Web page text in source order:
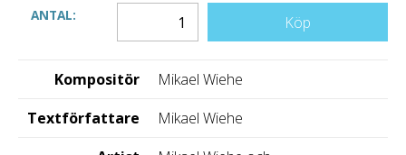
ANTAL:
Köp
Kompositör
Mikael Wiehe
Textförfattare
Mikael Wiehe